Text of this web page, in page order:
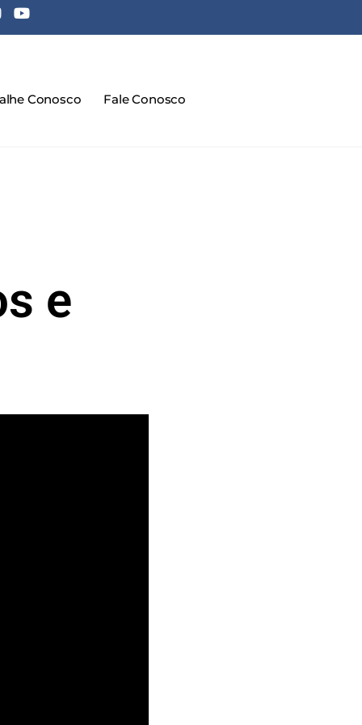
Conosco Fale Conosco
e